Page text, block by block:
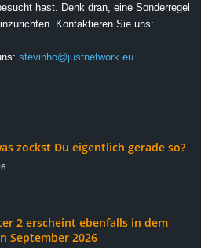
hast. Denk dran, eine Sonderregel
Kontaktieren Sie uns:
stevinho@justnetwork.eu
zockst Du eigentlich gerade so?
2 erscheint ebenfalls in dem
September 2026